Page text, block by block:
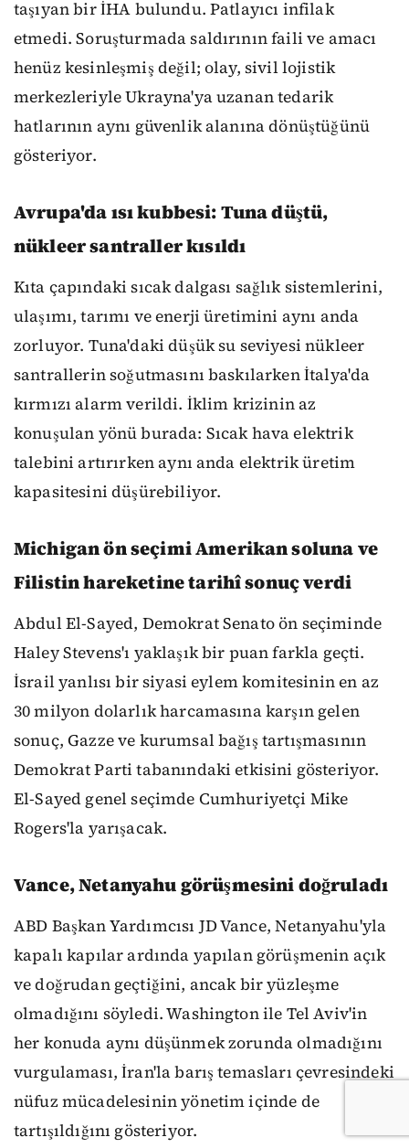
taşıyan bir İHA bulundu. Patlayıcı infilak
etmedi. Soruşturmada saldırının faili ve amacı
henüz kesinleşmiş değil; olay, sivil lojistik
merkezleriyle Ukrayna'ya uzanan tedarik
hatlarının aynı güvenlik alanına dönüştüğünü
gösteriyor.
Avrupa'da ısı kubbesi: Tuna düştü,
nükleer santraller kısıldı
Kıta çapındaki sıcak dalgası sağlık sistemlerini,
ulaşımı, tarımı ve enerji üretimini aynı anda
zorluyor. Tuna'daki düşük su seviyesi nükleer
santrallerin soğutmasını baskılarken İtalya'da
kırmızı alarm verildi. İklim krizinin az
konuşulan yönü burada: Sıcak hava elektrik
talebini artırırken aynı anda elektrik üretim
kapasitesini düşürebiliyor.
Michigan ön seçimi Amerikan soluna ve
Filistin hareketine tarihî sonuç verdi
Abdul El-Sayed, Demokrat Senato ön seçiminde
Haley Stevens'ı yaklaşık bir puan farkla geçti.
İsrail yanlısı bir siyasi eylem komitesinin en az
30 milyon dolarlık harcamasına karşın gelen
sonuç, Gazze ve kurumsal bağış tartışmasının
Demokrat Parti tabanındaki etkisini gösteriyor.
El-Sayed genel seçimde Cumhuriyetçi Mike
Rogers'la yarışacak.
Vance, Netanyahu görüşmesini doğruladı
ABD Başkan Yardımcısı JD Vance, Netanyahu'yla
kapalı kapılar ardında yapılan görüşmenin açık
ve doğrudan geçtiğini, ancak bir yüzleşme
olmadığını söyledi. Washington ile Tel Aviv'in
her konuda aynı düşünmek zorunda olmadığını
vurgulaması, İran'la barış temasları çevresindeki
nüfuz mücadelesinin yönetim içinde de
tartışıldığını gösteriyor.